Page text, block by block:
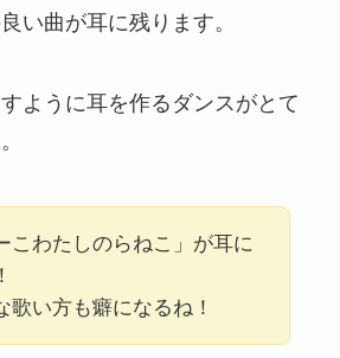
い曲が耳に残ります。
ように耳を作るダンスがとて
こわたしのらねこ」が耳に
歌い方も癖になるね！